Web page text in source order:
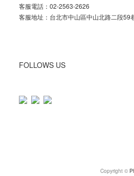
客服電話：02-2563-2626
客服地址：台北市中山區中山北路二段59
FOLLOWS US
Copyright ©